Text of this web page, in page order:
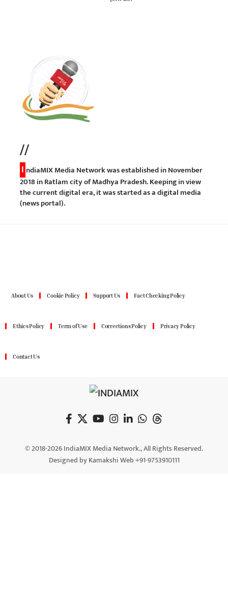
//
I ndiaMIX Media Network was established in November
2018 in Ratlam city of Madhya Pradesh. Keeping in view
the current digital era, it was started as a digital media
(news portal).
About Us Cookie Policy Support Us Fact Checking Policy
Ethics Policy Term of Use Corrections Policy Privacy Policy
Contact Us
© 2018-2026 IndiaMIX Media Network., All Rights Reserved.
Designed by Kamakshi Web +91-9753910111